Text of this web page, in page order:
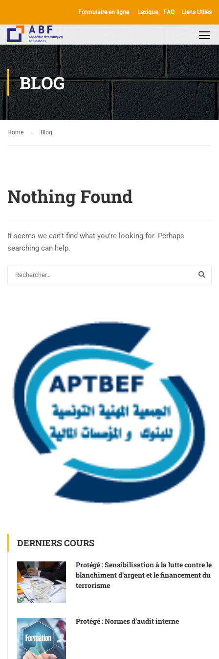
Formulaire en ligne Lexique FAQ Liens Utiles
BLOG
Home Blog
Nothing Found
It seems we can’t find what you’re looking for. Perhaps
searching can help.
DERNIERS COURS
Protégé : Sensibilisation à la lutte contre le
blanchiment d’argent et le financement du
terrorisme
Protégé : Normes d’audit interne